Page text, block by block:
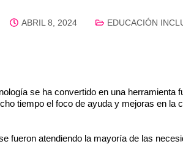
ABRIL 8, 2024 EDUCACIÓN
se ha convertido en una herramienta
tiempo el foco de ayuda y mejoras en la
fueron atendiendo la mayoría de las